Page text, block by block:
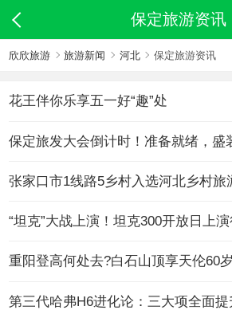
保定旅游资讯
欣欣旅游 旅游新闻 河北 保定旅游资讯
花王伴你乐享五一好“趣”处
保定旅发大会倒计时！准备就绪，盛
张家口市1线路5乡村入选河北乡村旅
“坦克”大战上演！坦克300开放日上
第三代哈弗H6进化论：三大项全面